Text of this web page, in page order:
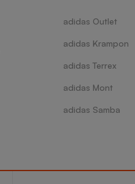
adidas Outlet
adidas Krampon
adidas Terrex
adidas Mont
adidas Samba